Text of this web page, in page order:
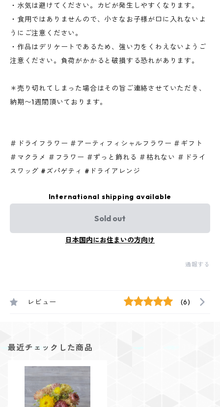
・水気は避けてください。カビが発生しやすくなります。
・食用ではありませんので、小さなお子様が口に入れないよ
うにご注意ください。
・作品はデリケートであるため、強い力をくわえないようご
注意ください。負荷がかかると破損する恐れがあります。
＊売り切れてしまった場合はその旨ご連絡させていただき、
納期〜1週間頂いております。
＃ドライフラワー ＃アーティフィシャルフラワー ＃ギフト
＃マクラメ ＃フラワー ＃ずっと飾れる ＃枯れない ＃ドライ
スワッグ #ズパゲティ #ドライアレンジ
International shipping available
Sold out
日本国内にお住まいの方向け
通報する
レビュー (6)
最近チェックした商品